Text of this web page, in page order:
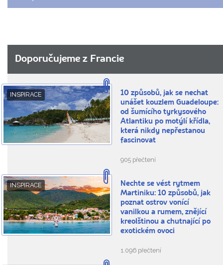
Doporučujeme z Francie
INSPIRACE
10 způsobů, jak se nechat
unášet kouzlem Guadeloupe:
od šumícího tyrkysového
Atlantiku po motýlí křídla,
která nikdy nepřestanou
fascinovat
905 přečtení
INSPIRACE
Nechte se vést rytmem
Martiniku: 10 způsobů, jak
poznat ostrov vonící
vanilkou a rumem, znějící
kreolštinou a chutnající po
exotickém ovoci
1.096 přečtení